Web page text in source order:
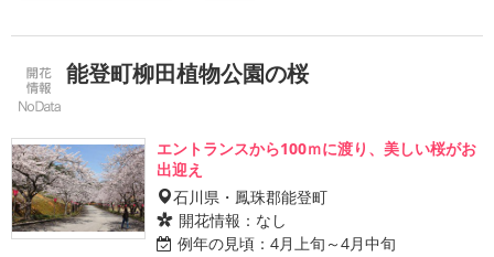
能登町柳田植物公園の桜
エントランスから100ｍに渡り、美しい桜がお
出迎え
石川県・鳳珠郡能登町
開花情報： なし
例年の見頃： 4月上旬～4月中旬